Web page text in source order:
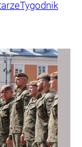
Tygodnik